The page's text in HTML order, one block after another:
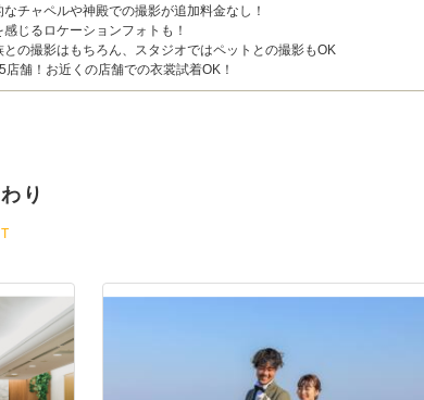
なチャペルや神殿での撮影が追加料金なし！
感じるロケーションフォトも！
との撮影はもちろん、スタジオではペットとの撮影もOK
店舗！お近くの店舗での衣裳試着OK！
り